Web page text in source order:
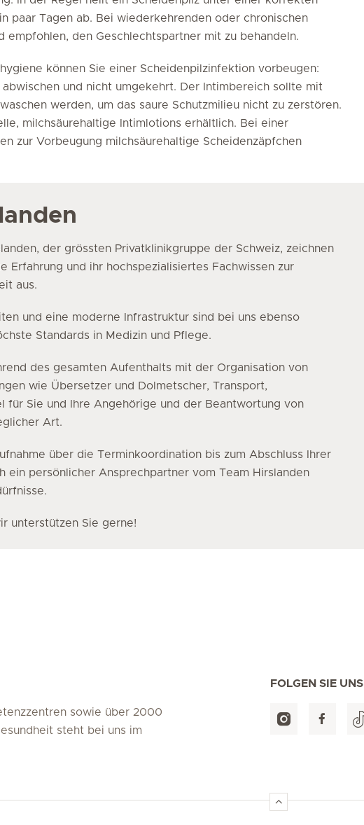
paar Tagen ab. Bei wiederkehrenden oder chronischen
empfohlen, den Geschlechtspartner mit zu behandeln.
können Sie einer Scheidenpilzinfektion vorbeugen:
abwischen und nicht umgekehrt. Der Intimbereich sollte mit
werden, um das saure Schutzmilieu nicht zu zerstören.
milchsäurehaltige Intimlotions erhältlich. Bei einer
zur Vorbeugung milchsäurehaltige Scheidenzäpfchen
der grössten Privatklinikgruppe der Schweiz, zeichnen
Erfahrung und ihr hochspezialisiertes Fachwissen zur
aus.
und eine moderne Infrastruktur sind bei uns ebenso
Standards in Medizin und Pflege.
des gesamten Aufenthalts mit der Organisation von
wie Übersetzer und Dolmetscher, Transport,
für Sie und Ihre Angehörige und der Beantwortung von
Art.
über die Terminkoordination bis zum Abschluss Ihrer
ein persönlicher Ansprechpartner vom Team Hirslanden
unterstützen Sie gerne!
sowie über 2000
steht bei uns im
FOLGEN SIE UNS